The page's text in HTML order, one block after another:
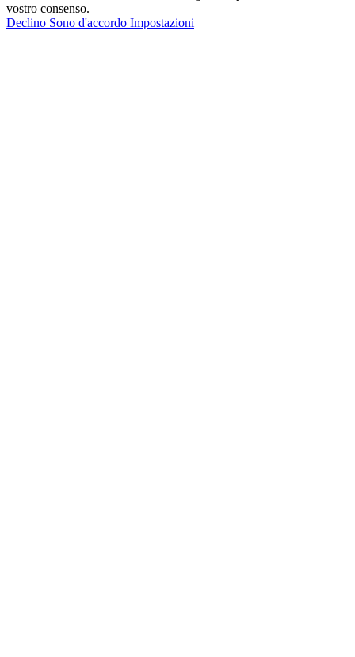
vostro consenso.
Declino Sono d'accordo Impostazioni